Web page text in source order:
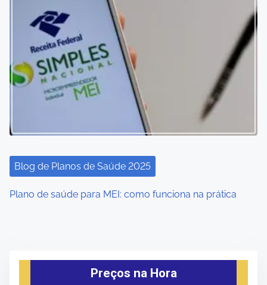
Blog de Planos de Saúde 2025
Plano de saúde para MEI: como funciona na prática